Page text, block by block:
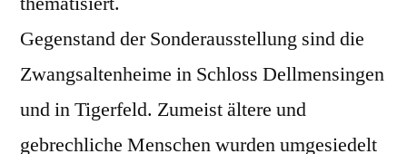
Gegenstand der Sonderausstellung sind die
Zwangsaltenheime in Schloss Dellmensingen
und in Tigerfeld. Zumeist ältere und
gebrechliche Menschen wurden umgesiedelt